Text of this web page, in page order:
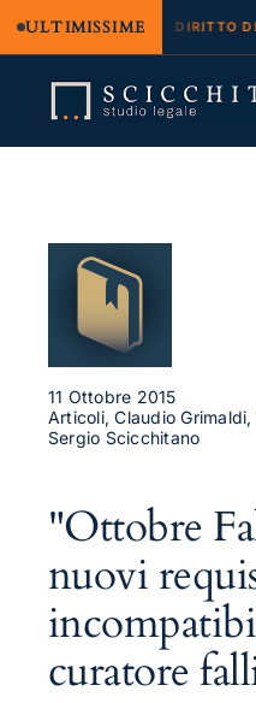
ULTIMISSIME
regresso DIRITTO DEL
contenuto
Approfondimenti
Contatti
11 Ottobre 2015
Articoli, Claudio
Sergio Scicchitano
"Ottobre
nuovi
curatore